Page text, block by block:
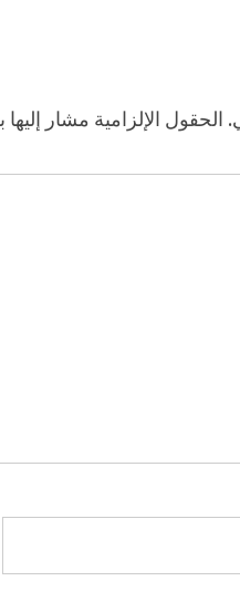
الحقول الإلزامية مشار إليها بـ